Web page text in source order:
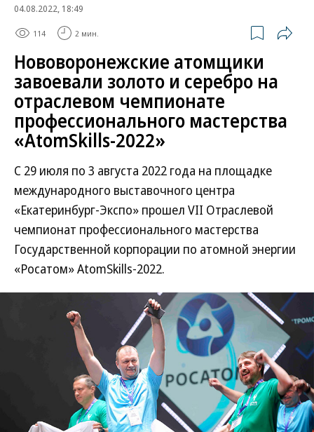
04.08.2022, 18:49
114 2 мин.
Нововоронежские атомщики
завоевали золото и серебро на
отраслевом чемпионате
профессионального мастерства
«AtomSkills-2022»
С 29 июля по 3 августа 2022 года на площадке
международного выставочного центра
«Екатеринбург-Экспо» прошел VII Отраслевой
чемпионат профессионального мастерства
Государственной корпорации по атомной энергии
«Росатом» AtomSkills-2022.